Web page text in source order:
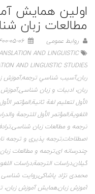
اولین همایش
مطالعات زبان
روابط عمومی 1400-05-06
AND LINGUISTIC
AND LINGUISTIC STUDIES
زبان,آسيب شناسي ترجمه,آموزش
زبان، ادبیات و زبان شناسی,آموزش
الأول لتعليم لغة ثانية,المؤتمر
اللغوية,المؤتمر الأول للترجمة
ترجمه و مطالعات زبان شناسی,
اصطلاحات,ترجمه پذیری و ترجمه
چندرسانه ای,ترجمه و مطالعات
گیلان,دراسات الترجمة,دراسات
محمدی نژاد پاشاکی,روایت شناسی
آموزش زبان,همایش آموزش زبان،